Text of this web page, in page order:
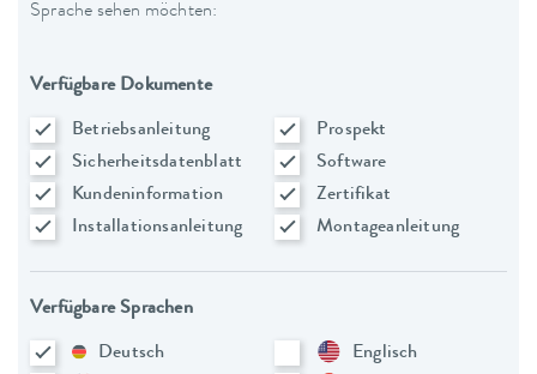
Sprache sehen möchten:
Verfügbare Dokumente
Betriebsanleitung
Prospekt
Sicherheitsdatenblatt
Software
Kundeninformation
Zertifikat
Installationsanleitung
Montageanleitung
Verfügbare Sprachen
Deutsch
Englisch